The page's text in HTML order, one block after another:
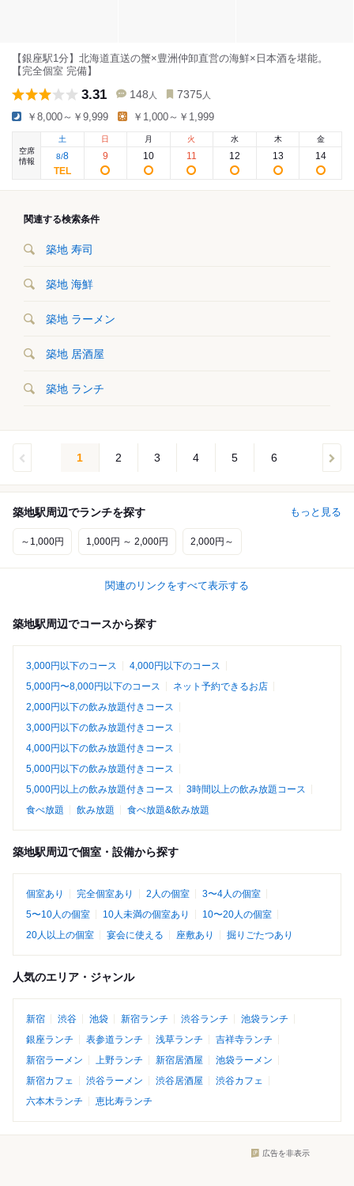
【銀座駅1分】北海道直送の蟹×豊洲仲卸直営の海鮮×日本酒を堪能。
【完全個室 完備】
3.31 148 人 7375 人
￥8,000～￥9,999 ￥1,000～￥1,999
空席
情報
土
8/8
日
9
月
10
火
11
水
12
木
13
金
14
関連する検索条件
築地 寿司
築地 海鮮
築地 ラーメン
築地 居酒屋
築地 ランチ
1 2 3 4 5 6
築地駅周辺でランチを探す もっと見る
～1,000円 1,000円 ～ 2,000円 2,000円～
関連のリンクをすべて表示する
築地駅周辺でコースから探す
3,000円以下のコース
4,000円以下のコース
5,000円〜8,000円以下のコース
ネット予約できるお店
2,000円以下の飲み放題付きコース
3,000円以下の飲み放題付きコース
4,000円以下の飲み放題付きコース
5,000円以下の飲み放題付きコース
5,000円以上の飲み放題付きコース
3時間以上の飲み放題コース
食べ放題
飲み放題 食べ放題&飲み放題
築地駅周辺で個室・設備から探す
個室あり 完全個室あり 2人の個室
3〜4人の個室
5〜10人の個室
10人未満の個室あり
10〜20人の個室
20人以上の個室
宴会に使える 座敷あり 掘りごたつあり
人気のエリア・ジャンル
新宿 渋谷 池袋 新宿ランチ 渋谷ランチ
池袋ランチ
銀座ランチ
表参道ランチ 浅草ランチ
吉祥寺ランチ
新宿ラーメン
上野ランチ 新宿居酒屋
池袋ラーメン
新宿カフェ
渋谷ラーメン 渋谷居酒屋
渋谷カフェ
六本木ランチ
恵比寿ランチ
広告を非表示